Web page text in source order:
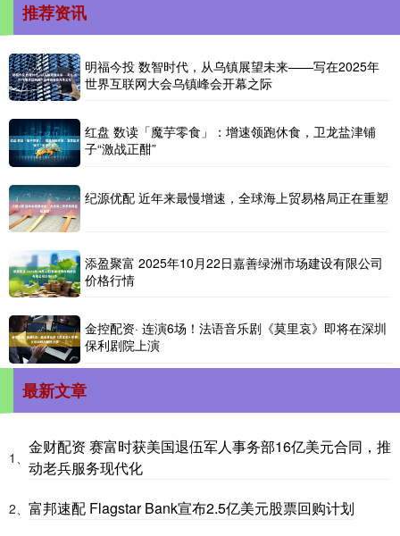
推荐资讯
明福今投 数智时代，从乌镇展望未来——写在2025年
世界互联网大会乌镇峰会开幕之际
红盘 数读「魔芋零食」：增速领跑休食，卫龙盐津铺
子“激战正酣”
纪源优配 近年来最慢增速，全球海上贸易格局正在重塑
添盈聚富 2025年10月22日嘉善绿洲市场建设有限公司
价格行情
金控配资· 连演6场！法语音乐剧《莫里哀》即将在深圳
保利剧院上演
最新文章
1、
金财配资 赛富时获美国退伍军人事务部16亿美元合同，推
动老兵服务现代化
2、 富邦速配 Flagstar Bank宣布2.5亿美元股票回购计划